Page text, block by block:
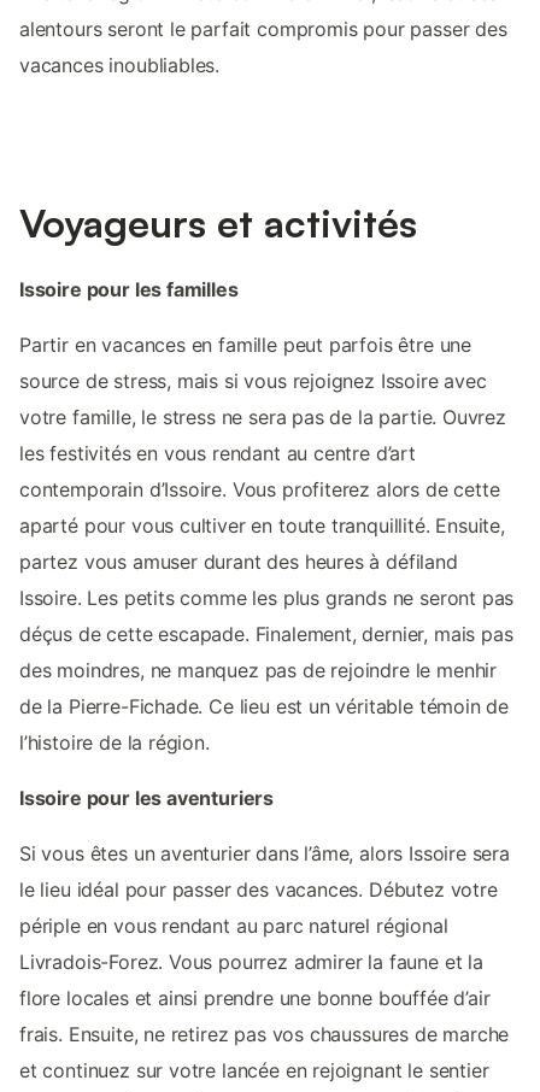
alentours seront le parfait compromis pour passer des
vacances inoubliables.
Voyageurs et activités
Issoire pour les familles
Partir en vacances en famille peut parfois être une
source de stress, mais si vous rejoignez Issoire avec
votre famille, le stress ne sera pas de la partie. Ouvrez
les festivités en vous rendant au centre d’art
contemporain d’Issoire. Vous profiterez alors de cette
aparté pour vous cultiver en toute tranquillité. Ensuite,
partez vous amuser durant des heures à défiland
Issoire. Les petits comme les plus grands ne seront pas
déçus de cette escapade. Finalement, dernier, mais pas
des moindres, ne manquez pas de rejoindre le menhir
de la Pierre-Fichade. Ce lieu est un véritable témoin de
l’histoire de la région.
Issoire pour les aventuriers
Si vous êtes un aventurier dans l’âme, alors Issoire sera
le lieu idéal pour passer des vacances. Débutez votre
périple en vous rendant au parc naturel régional
Livradois-Forez. Vous pourrez admirer la faune et la
flore locales et ainsi prendre une bonne bouffée d’air
frais. Ensuite, ne retirez pas vos chaussures de marche
et continuez sur votre lancée en rejoignant le sentier